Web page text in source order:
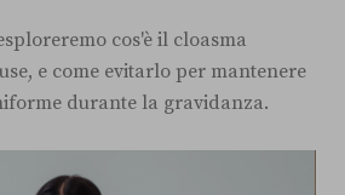
cos'è il cloasma
e come evitarlo per mantenere
durante la gravidanza.